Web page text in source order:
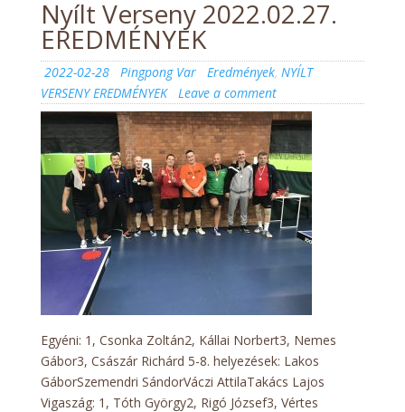
Nyílt Verseny 2022.02.27.
EREDMÉNYEK
Posted
on
2022-02-28 Author
Pingpong Var Categories
Eredmények, NYÍLT
VERSENY EREDMÉNYEK
Leave a commenton
Nyílt
Verseny
2022.02.27.
EREDMÉNYEK
Egyéni: 1, Csonka Zoltán2, Kállai Norbert3, Nemes
Gábor3, Császár Richárd 5-8. helyezések: Lakos
GáborSzemendri SándorVáczi AttilaTakács Lajos
Vigaszág: 1, Tóth György2, Rigó József3, Vértes